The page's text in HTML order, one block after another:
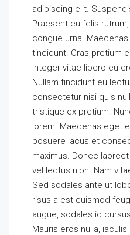
adipiscing elit.
Praesent eu felis
congue urna.
tincidunt. Cras pretium
Integer vitae libero eu
Nullam tincidunt eu
consectetur nisi quis
tristique ex pretium.
lorem. Maecenas eget
posuere lacus et
maximus. Donec
vel lectus nibh. Nam
Sed sodales ante ut
risus a est euismod
augue, sodales id
Mauris eros nulla,